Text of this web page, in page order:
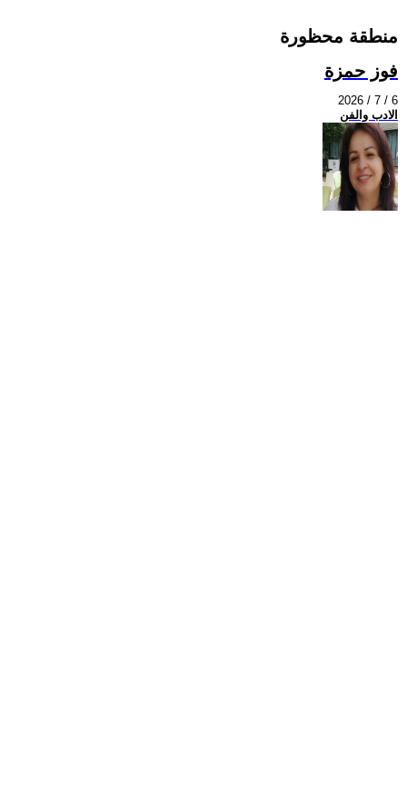
منطقة محظورة
فوز حمزة
2026 / 7 / 6
الادب والفن